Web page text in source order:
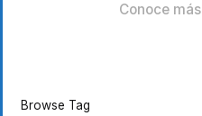
Conoce más
Browse Tag